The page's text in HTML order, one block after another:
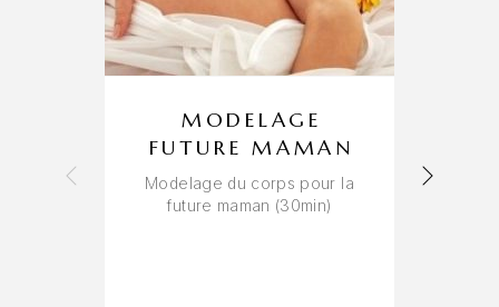
MODELAGE
FUTURE MAMAN
Modelage du corps pour la
future maman (30min)